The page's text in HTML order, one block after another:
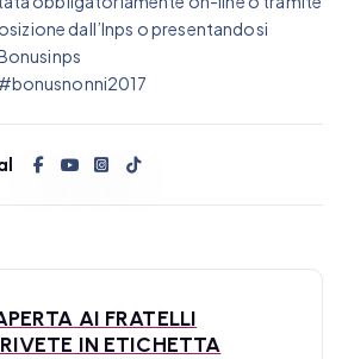
dall’Inps o presentandosi
AI FRATELLI
IN ETICHETTA